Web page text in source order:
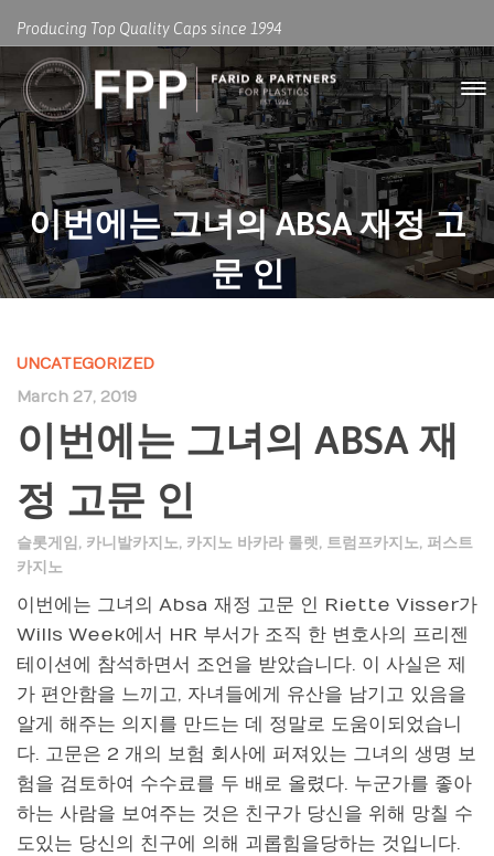
Producing Top Quality Caps since 1994
이번에는 그녀의 ABSA 재정 고
문 인
UNCATEGORIZED
March 27, 2019
이번에는 그녀의 ABSA 재
정 고문 인
슬롯게임 , 카니발카지노, 카지노 바카라 룰렛, 트럼프카지노, 퍼스트
카지노
이번에는 그녀의 Absa 재정 고문 인 Riette Visser가
Wills Week에서 HR 부서가 조직 한 변호사의 프리젠
테이션에 참석하면서 조언을 받았습니다. 이 사실은 제
가 편안함을 느끼고, 자녀들에게 유산을 남기고 있음을
알게 해주는 의지를 만드는 데 정말로 도움이되었습니
다. 고문은 2 개의 보험 회사에 퍼져있는 그녀의 생명 보
험을 검토하여 수수료를 두 배로 올렸다. 누군가를 좋아
하는 사람을 보여주는 것은 친구가 당신을 위해 망칠 수
도있는 당신의 친구에 의해 괴롭힘을당하는 것입니다.